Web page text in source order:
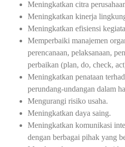
Meningkatkan citra
Meningkatkan kinerja
Meningkatkan efisiensi
Memperbaiki manajemen
perencanaan, pelaksanaan,
perbaikan (plan, do, check,
Meningkatkan penataan
perundang-undangan dalam
Mengurangi risiko usaha.
Meningkatkan daya saing.
Meningkatkan komunikasi
dengan berbagai pihak yang